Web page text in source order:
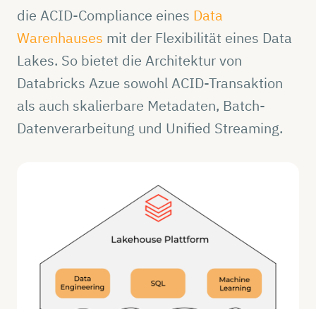
die ACID-Compliance eines Data
Warenhauses mit der Flexibilität eines Data
Lakes. So bietet die Architektur von
Databricks Azue sowohl ACID-Transaktion
als auch skalierbare Metadaten, Batch-
Datenverarbeitung und Unified Streaming.